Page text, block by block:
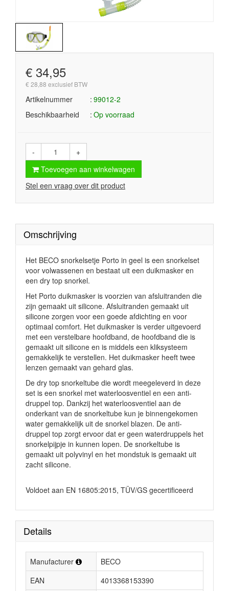
€ 34,95
€ 28,88 exclusief BTW
Artikelnummer
99012-2
Beschikbaarheid
Op voorraad
-
+
Toevoegen aan winkelwagen
Stel een vraag over dit product
Omschrijving
Het BECO snorkelsetje Porto in geel is een snorkelset
voor volwassenen en bestaat uit een duikmasker en
een dry top snorkel.
Het Porto duikmasker is voorzien van afsluitranden die
zijn gemaakt uit silicone. Afsluitranden gemaakt uit
silicone zorgen voor een goede afdichting en voor
optimaal comfort. Het duikmasker is verder uitgevoerd
met een verstelbare hoofdband, de hoofdband die is
gemaakt uit silicone en is middels een kliksysteem
gemakkelijk te verstellen. Het duikmasker heeft twee
lenzen gemaakt van gehard glas.
De dry top snorkeltube die wordt meegeleverd in deze
set is een snorkel met waterloosventiel en een anti-
druppel top. Dankzij het waterloosventiel aan de
onderkant van de snorkeltube kun je binnengekomen
water gemakkelijk uit de snorkel blazen. De anti-
druppel top zorgt ervoor dat er geen waterdruppels het
snorkelpijpje in kunnen lopen. De snorkeltube is
gemaakt uit polyvinyl en het mondstuk is gemaakt uit
zacht silicone.
Voldoet aan EN 16805:2015, TÜV/GS gecertificeerd
Details
Manufacturer
BECO
EAN
4013368153390